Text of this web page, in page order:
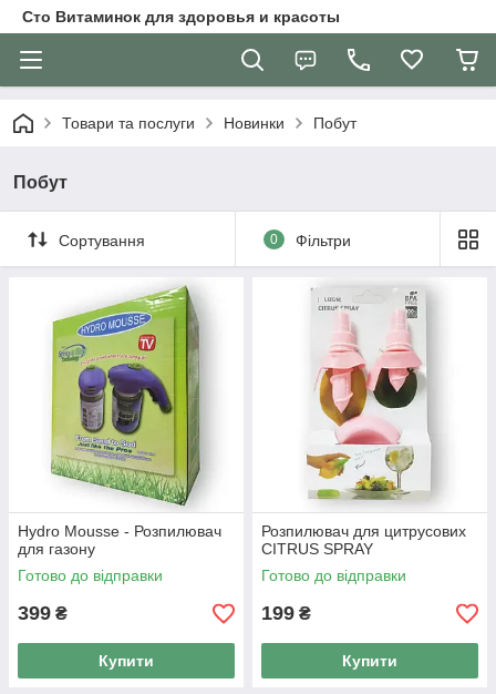
Сто Витаминок для здоровья и красоты
Товари та послуги Новинки Побут
Побут
Сортування 0 Фільтри
Hydro Mousse - Розпилювач
для газону
Готово до відправки
399 ₴
Купити
Розпилювач для цитрусових
CITRUS SPRAY
Готово до відправки
199 ₴
Купити